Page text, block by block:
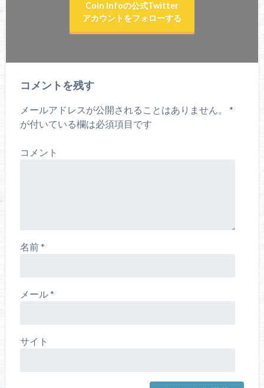
Coin Infoの公式Twitter
アカウントをフォローする
コメントを残す
メールアドレスが公開されることはありません。
*
が付いている欄は必須項目です
コメント
名前*
メール*
サイト